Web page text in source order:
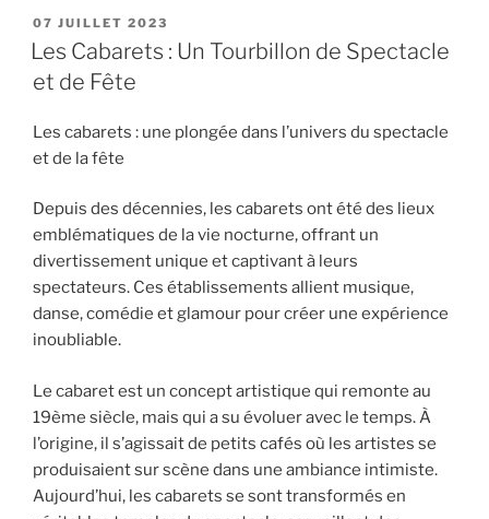
PUBLIÉ
LE
07 JUILLET 2023
Les Cabarets : Un Tourbillon de Spectacle
et de Fête
Les cabarets : une plongée dans l’univers du spectacle
et de la fête
Depuis des décennies, les cabarets ont été des lieux
emblématiques de la vie nocturne, offrant un
divertissement unique et captivant à leurs
spectateurs. Ces établissements allient musique,
danse, comédie et glamour pour créer une expérience
inoubliable.
Le cabaret est un concept artistique qui remonte au
19ème siècle, mais qui a su évoluer avec le temps. À
l’origine, il s’agissait de petits cafés où les artistes se
produisaient sur scène dans une ambiance intimiste.
Aujourd’hui, les cabarets se sont transformés en